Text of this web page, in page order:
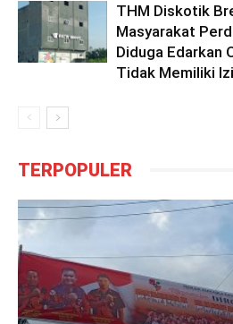
THM Diskotik
Masyarakat
Diduga Edarkan
Tidak Memiliki
TERPOPULER